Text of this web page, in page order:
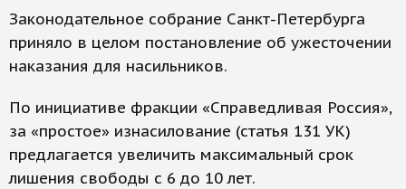
Законодательное собрание Санкт-Петербурга
приняло в целом постановление об ужесточении
наказания для насильников.
По инициативе фракции «Справедливая Россия»,
за «простое» изнасилование (статья 131 УК)
предлагается увеличить максимальный срок
лишения свободы с 6 до 10 лет.